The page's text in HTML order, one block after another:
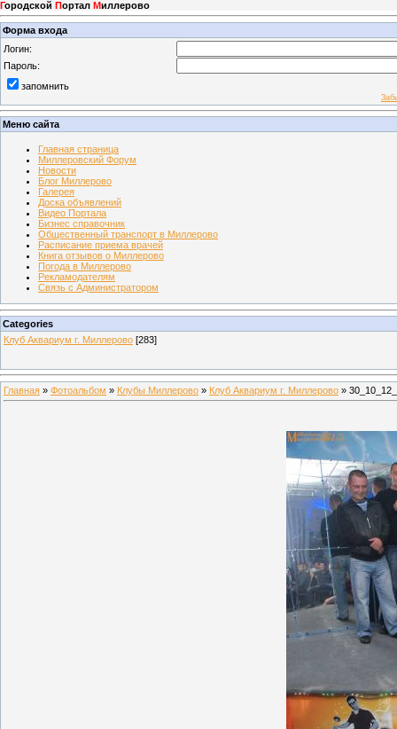
Городской Портал Миллерово
Форма входа
Логин:
Пароль:
запомнить
Меню сайта
Главная страница
Миллеровский Форум
Новости
Блог Миллерово
Галерея
Доска объявлений
Видео Портала
Бизнес справочник
Общественный транспорт в Миллерово
Расписание приема врачей
Книга отзывов о Миллерово
Погода в Миллерово
Рекламодателям
Связь с Администратором
Categories
Клуб Аквариум г. Миллерово [283]
Главная » Фотоальбом » Клубы Миллерово » Клуб Аквариум г. Миллерово »